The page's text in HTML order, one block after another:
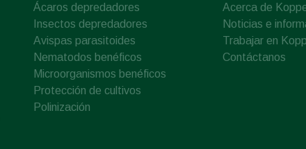
Ácaros depredadores
Insectos depredadores
Avispas parasitoides
Nematodos benéficos
Microorganismos benéficos
Protección de cultivos
Polinización
Acerca de
Noticias e
Trabajar en
Contáctanos